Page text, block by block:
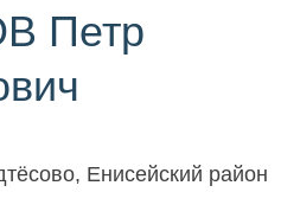
Петр
Енисейский район